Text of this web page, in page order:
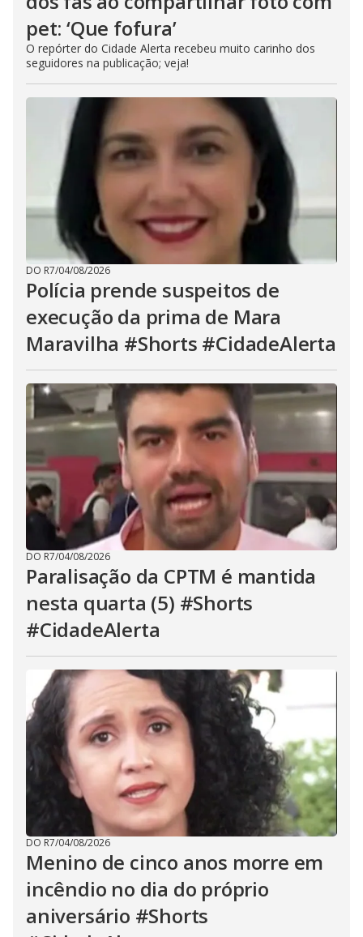
pet: ‘Que fofura’
O repórter do Cidade Alerta recebeu muito carinho dos
seguidores na publicação; veja!
DO R7/04/08/2026
Polícia prende suspeitos de
execução da prima de Mara
Maravilha #Shorts #CidadeAlerta
DO R7/04/08/2026
Paralisação da CPTM é mantida
nesta quarta (5) #Shorts
#CidadeAlerta
DO R7/04/08/2026
Menino de cinco anos morre em
incêndio no dia do próprio
aniversário #Shorts